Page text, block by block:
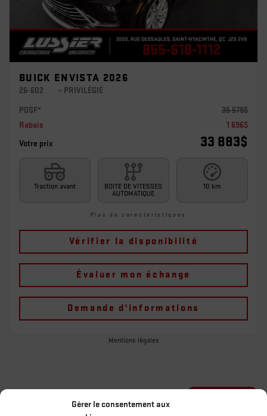
Gérer le consentement aux
BUICK ENVISTA 2026
26-602
– PRIVILÉGIÉ
PDSF*
35 579$
Rabais
1 696$
Votre prix
33 883$
Traction avant
BOITE DE VITESSES
AUTOMATIQUE
10 km
Plus de caractéristiques
Vérifier la disponibilité
Évaluer mon échange
Demande d'informations
Mentions légales